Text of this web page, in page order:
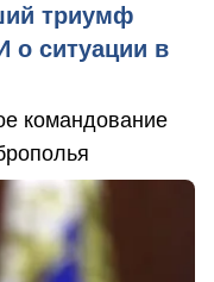
триумф
о ситуации в
командование